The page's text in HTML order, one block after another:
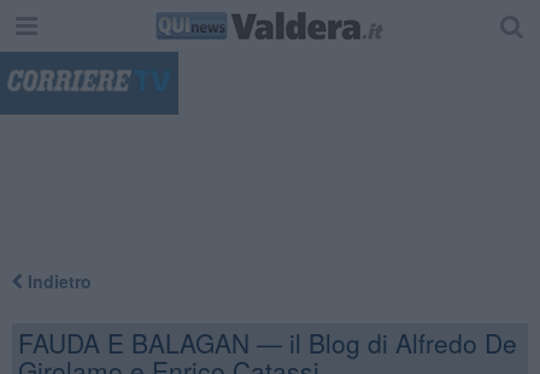
Indietro
FAUDA E BALAGAN — il Blog di Alfredo De